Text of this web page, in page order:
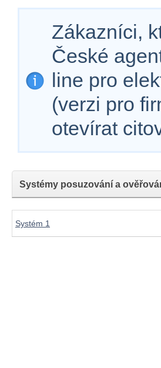
Zákazníci,
České
line pro
(verzi pro
otevírat
Systémy posuzování a
Systém 1